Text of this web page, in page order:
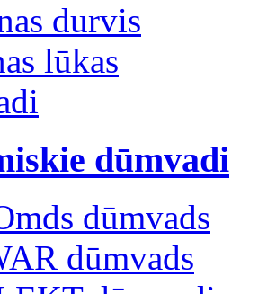
durvis
lūkas
dūmvadi
dūmvads
dūmvads